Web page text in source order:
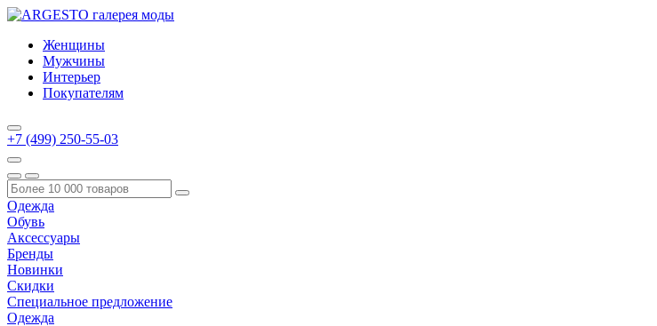
Женщины
Мужчины
Интерьер
Покупателям
+7 (499) 250-55-03
Одежда
Обувь
Аксессуары
Бренды
Новинки
Скидки
Специальное предложение
Одежда